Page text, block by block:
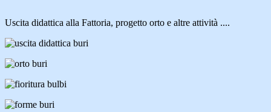
Uscita didattica alla Fattoria, progetto orto e altre attività ....